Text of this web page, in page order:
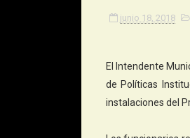
junio 18, 2018
El Intendente
de Políticas
instalaciones del